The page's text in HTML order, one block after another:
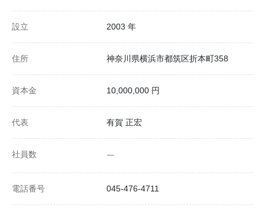
設立 2003 年
住所 神奈川県横浜市都筑区折本町358
資本金 10,000,000 円
代表 有賀 正宏
社員数 ー
電話番号 045-476-4711